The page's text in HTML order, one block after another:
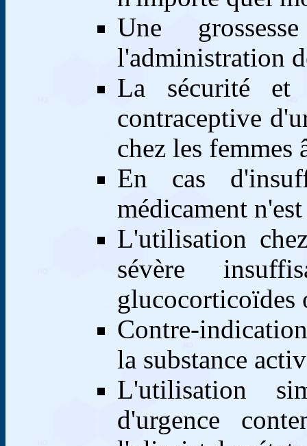
Une
l'administration
La sécurité et
contraceptive
chez les femmes
En cas
médicament
L'utilisation
sévère
glucocorticoïdes
Contre-
la substance
L'utilisation
d'urgence